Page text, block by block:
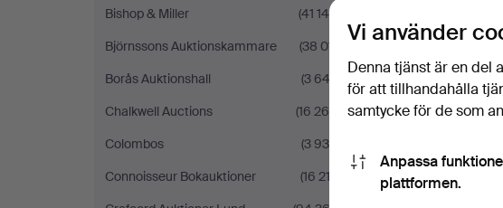
Bishop & Miller
(41 140)
Björnssons Auktionskammare
(38 011)
Borås Auktionshall
(3 643)
Chalkwell Auctions
(16 266)
Colombos
(3 936)
Connoisseur Bokauktioner
(16 212)
GRYTA, koppar
järnställning.
Klubbades 7 aug
1 bud
37 USD
Vi använder
Denna tjänst är en del
för att tillhandahålla
samtycke för de som
Anpassa
plattformen.